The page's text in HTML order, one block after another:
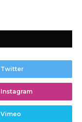
Twitter
Instagram
Vimeo